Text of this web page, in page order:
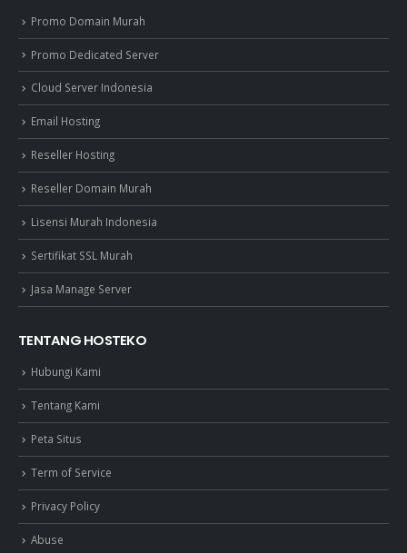
Promo Domain Murah
Promo Dedicated Server
Cloud Server Indonesia
Email Hosting
Reseller Hosting
Reseller Domain Murah
Lisensi Murah Indonesia
Sertifikat SSL Murah
Jasa Manage Server
TENTANG HOSTEKO
Hubungi Kami
Tentang Kami
Peta Situs
Term of Service
Privacy Policy
Abuse